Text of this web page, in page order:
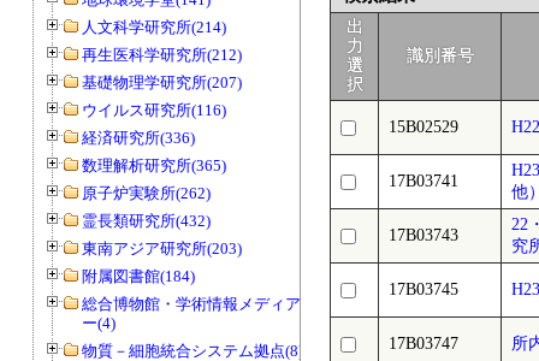
人文科学研究所(214)
再生医科学研究所(212)
基礎物理学研究所(207)
ウイルス研究所(116)
経済研究所(336)
数理解析研究所(365)
原子炉実験所(262)
霊長類研究所(432)
東南アジア研究所(203)
附属図書館(184)
総合博物館・学術情報メディアセンタ
ー(4)
物質－細胞統合システム拠点(8)
出
力
選
択
識別番号
15B02529
17B03741
他
17B03743
22
究
17B03745
17B03747 所